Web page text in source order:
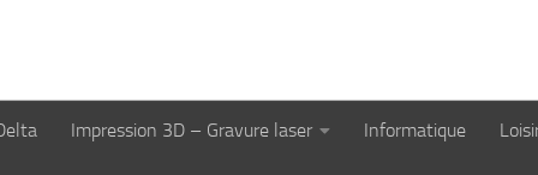
Impression 3D – Gravure laser Informatique